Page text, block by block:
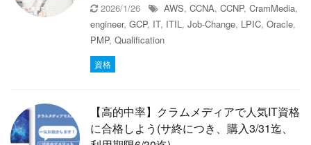
2026/1/26 AWS, CCNA, CCNP, CramMedia,
engineer, GCP, IT, ITIL, Job-Change, LPIC, Oracle,
PMP, Qualification
資格
【高的中率】クラムメディアで人気IT資格
に合格しよう(サ終につき、購入3/31迄、